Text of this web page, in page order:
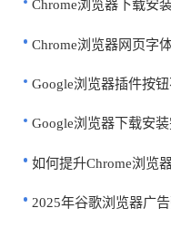
Chrome浏览器下载安
Chrome浏览器网页字
Google浏览器插件按
Google浏览器下载安
如何提升Chrome浏览
2025年谷歌浏览器广